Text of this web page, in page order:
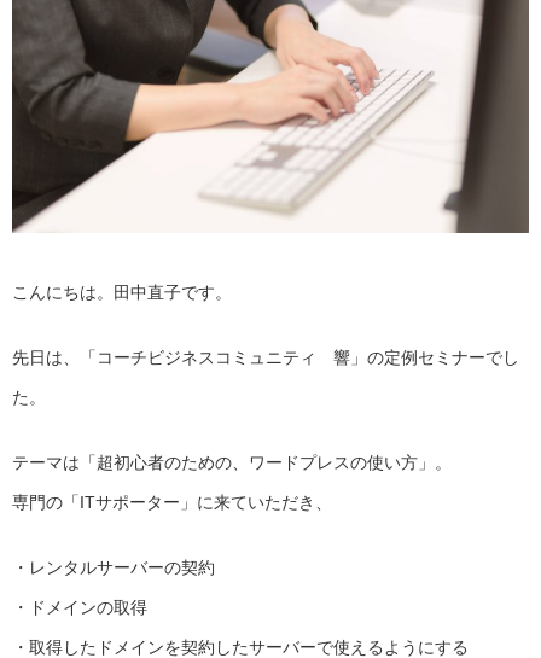
こんにちは。田中直子です。
先日は、「コーチビジネスコミュニティ 響」の定例セミナーでし
た。
テーマは「超初心者のための、ワードプレスの使い方」。
専門の「ITサポーター」に来ていただき、
・レンタルサーバーの契約
・ドメインの取得
・取得したドメインを契約したサーバーで使えるようにする